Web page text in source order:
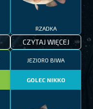
RZADKA
CZYTAJ WIĘCEJ
JEZIORO BIWA
GOLEC NIKKO